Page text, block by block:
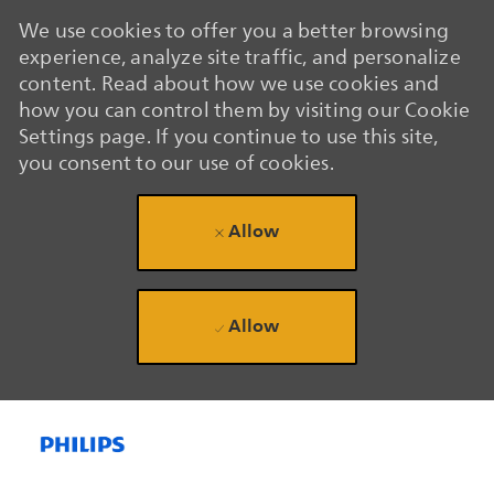
We use cookies to offer you a better browsing
experience, analyze site traffic, and personalize
content. Read about how we use cookies and
how you can control them by visiting our Cookie
Settings page. If you continue to use this site,
you consent to our use of cookies.
Allow
Allow